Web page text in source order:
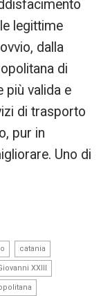
legittime
dalla
di
più valida e
di trasporto
pur in
Uno di
catania
XXIII